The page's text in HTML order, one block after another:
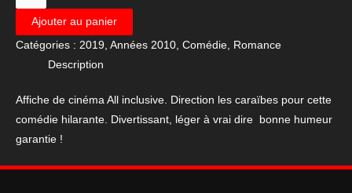
de
Affiche
de
cinéma
inclusive
120*160
cm
Ajouter au panier
Catégories : 2019 Années 2010 Comédie Romance
Description
Affiche de cinéma All inclusive. Direction les caraïbes pour cette
comédie hilarante. Divertissant, léger à vrai dire bonne humeur
garantie !